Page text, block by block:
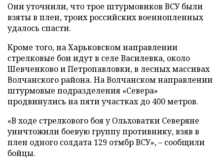
Они уточнили, что трое штурмовиков ВСУ были
взяты в плен, троих российских военнопленных
удалось спасти.
Кроме того, на Харьковском направлении
стрелковые бои идут в селе Василевка, около
Шевченково и Петропавловки, в лесных массивах
Волчанского района. На Волчанском направлении
штурмовые подразделения «Севера»
продвинулись на пяти участках до 400 метров.
«В ходе стрелкового боя у Ольховатки Северяне
уничтожили боевую группу противнику, взяв в
плен одного солдата 129 отмбр ВСУ», – сообщили
бойцы.